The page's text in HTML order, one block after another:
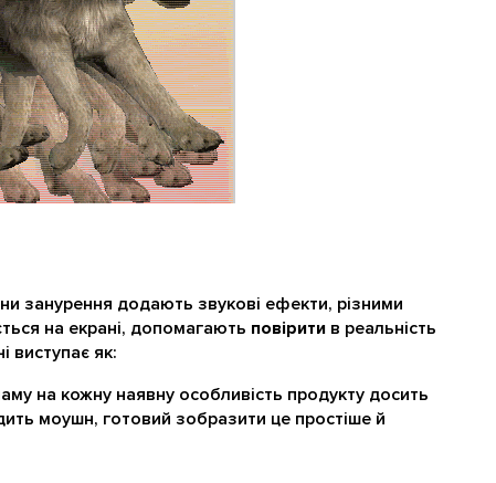
занурення додають звукові ефекти, різними
на екрані, допомагають повірити в реальність
виступає як:
на кожну наявну особливість продукту досить
моушн, ​​готовий зобразити це простіше й